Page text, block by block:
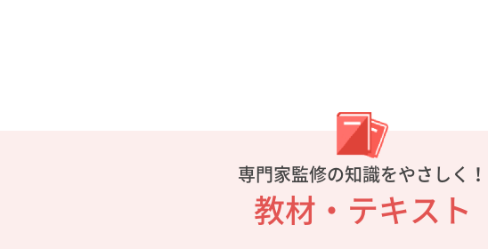
専門家監修の知識をやさしく！
教材・テキスト